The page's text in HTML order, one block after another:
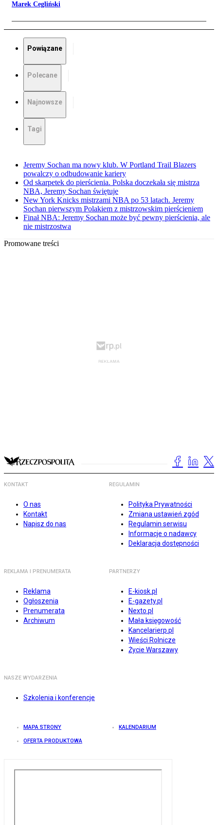
Marek Cegliński
Powiązane
Polecane
Najnowsze
Tagi
Jeremy Sochan ma nowy klub. W Portland Trail Blazers
powalczy o odbudowanie kariery
Od skarpetek do pierścienia. Polska doczekała się mistrza
NBA, Jeremy Sochan świętuje
New York Knicks mistrzami NBA po 53 latach. Jeremy
Sochan pierwszym Polakiem z mistrzowskim pierścieniem
Finał NBA: Jeremy Sochan może być pewny pierścienia, ale
nie mistrzostwa
Promowane treści
KONTAKT
O nas
Kontakt
Napisz do nas
REGULAMIN
Polityka Prywatności
Zmiana ustawień zgód
Regulamin serwisu
Informacje o nadawcy
Deklaracja dostępności
REKLAMA I PRENUMERATA
Reklama
Ogłoszenia
Prenumerata
Archiwum
PARTNERZY
E-kiosk.pl
E-gazety.pl
Nexto.pl
Mała księgowość
Kancelarierp.pl
Wieści Rolnicze
Życie Warszawy
NASZE WYDARZENIA
Szkolenia i konferencje
MAPA STRONY KALENDARIUM
OFERTA PRODUKTOWA